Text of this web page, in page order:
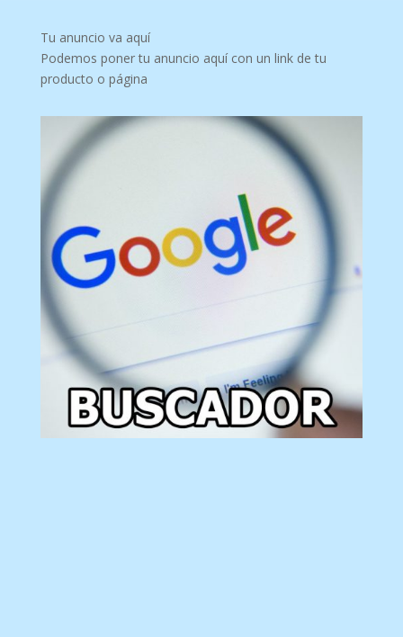
Tu anuncio va aquí
Podemos poner tu anuncio aquí con un link de tu
producto o página